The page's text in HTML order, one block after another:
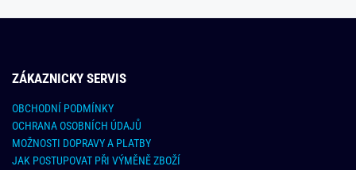
ZÁKAZNICKY SERVIS
OBCHODNÍ PODMÍNKY
OCHRANA OSOBNÍCH ÚDAJŮ
MOŽNOSTI DOPRAVY A PLATBY
JAK POSTUPOVAT PŘI VÝMĚNĚ ZBOŽÍ